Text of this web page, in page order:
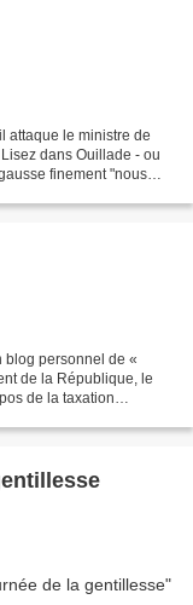
attaque le ministre de
dans Ouillade - ou
finement "nous
blog personnel de «
de la République, le
de la taxation